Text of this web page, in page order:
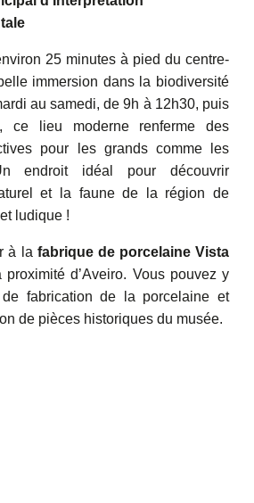
25 minutes à pied du centre-
immersion dans la biodiversité
au samedi, de 9h à 12h30, puis
ce lieu moderne renferme des
pour les grands comme les
endroit idéal pour découvrir
et la faune de la région de
ludique !
à la fabrique de porcelaine Vista
proximité d’Aveiro. Vous pouvez y
fabrication de la porcelaine et
de pièces historiques du musée.